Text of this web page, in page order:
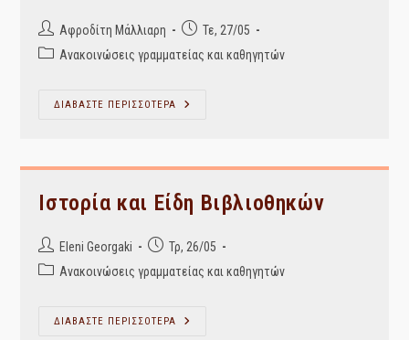
Post
author:
Αφροδίτη Μάλλιαρη
Post
published:
Τε, 27/05
PostΑνακοινώσεις γραμματείας και καθηγητών
ΔΙΑΒΑΣΤΕ ΠΕΡΙΣΣΟΤΕΡΑ
Μέθοδοι
Ιστορία και Είδη Βιβλιοθηκών
Post
author:
Eleni Georgaki
Post
published:
Τρ, 26/05
PostΑνακοινώσεις γραμματείας και καθηγητών
ΔΙΑΒΑΣΤΕ ΠΕΡΙΣΣΟΤΕΡΑ
Ιστορία